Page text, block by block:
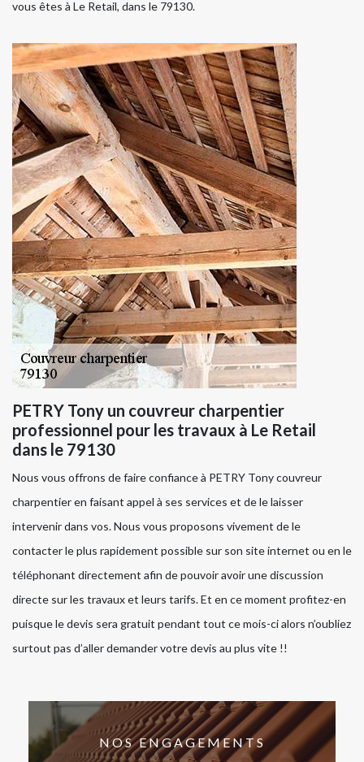
vous êtes à Le Retail, dans le 79130.
PETRY Tony un couvreur charpentier
professionnel pour les travaux à Le Retail
dans le 79130
Nous vous offrons de faire confiance à PETRY Tony couvreur
charpentier en faisant appel à ses services et de le laisser
intervenir dans vos. Nous vous proposons vivement de le
contacter le plus rapidement possible sur son site internet ou en le
téléphonant directement afin de pouvoir avoir une discussion
directe sur les travaux et leurs tarifs. Et en ce moment profitez-en
puisque le devis sera gratuit pendant tout ce mois-ci alors n’oubliez
surtout pas d’aller demander votre devis au plus vite !!
NOS ENGAGEMENTS